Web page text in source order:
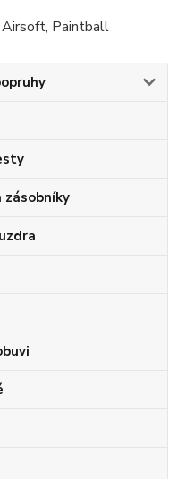
Airsoft, Paintball
zásobníky